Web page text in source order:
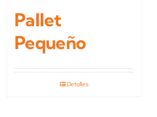
Pallet
Pequeño
Detalles